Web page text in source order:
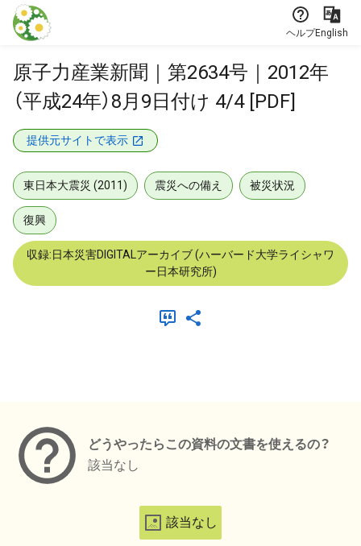
本文に飛ぶ
ヘルプEnglish
原子力産業新聞｜第2634号｜2012年
（平成24年）8月9日付け 4/4 [PDF]
提供元サイトで表示
東日本大震災 (2011) 震災への備え 被災状況
復興
収録:日本災害DIGITALアーカイブ (ハーバード大学ライシャワ
ー日本研究所)
どうやったらこの資料の文書を使えるの？
該当なし
該当なし